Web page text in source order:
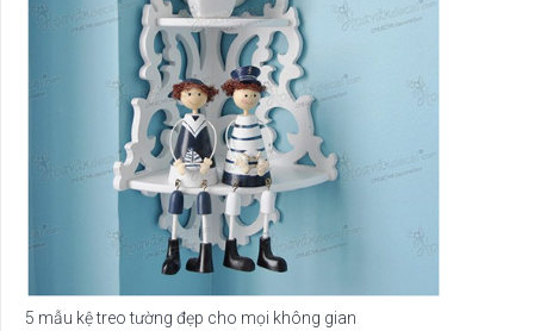
5 mẫu kệ treo tường đẹp cho mọi không gian